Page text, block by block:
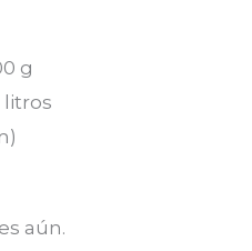
g
litros
aún.